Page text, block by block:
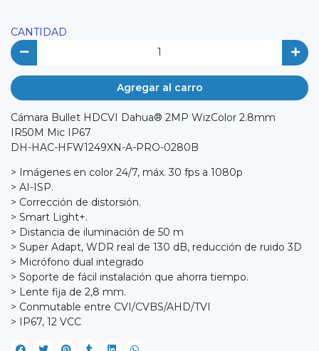
CANTIDAD
Agregar al carro
Cámara Bullet HDCVI Dahua® 2MP WizColor 2.8mm
IR50M Mic IP67
DH-HAC-HFW1249XN-A-PRO-0280B
> Imágenes en color 24/7, máx. 30 fps a 1080p
> AI-ISP.
> Corrección de distorsión.
> Smart Light+.
> Distancia de iluminación de 50 m
> Super Adapt, WDR real de 130 dB, reducción de ruido 3D
> Micrófono dual integrado
> Soporte de fácil instalación que ahorra tiempo.
> Lente fija de 2,8 mm.
> Conmutable entre CVI/CVBS/AHD/TVI
> IP67, 12 VCC